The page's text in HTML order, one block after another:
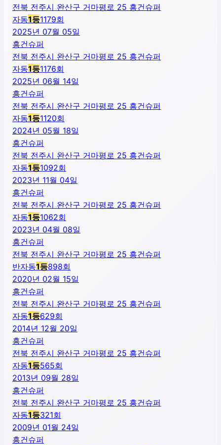
전북 전주시 완산구 거마평로 25 흥건슈퍼
자동1등1179회
2025년 07월 05일
흥건슈퍼
전북 전주시 완산구 거마평로 25 흥건슈퍼
자동1등1176회
2025년 06월 14일
흥건슈퍼
전북 전주시 완산구 거마평로 25 흥건슈퍼
자동1등1120회
2024년 05월 18일
흥건슈퍼
전북 전주시 완산구 거마평로 25 흥건슈퍼
자동1등1092회
2023년 11월 04일
흥건슈퍼
전북 전주시 완산구 거마평로 25 흥건슈퍼
자동1등1062회
2023년 04월 08일
흥건슈퍼
전북 전주시 완산구 거마평로 25 흥건슈퍼
반자동1등898회
2020년 02월 15일
흥건슈퍼
전북 전주시 완산구 거마평로 25 흥건슈퍼
자동1등629회
2014년 12월 20일
흥건슈퍼
전북 전주시 완산구 거마평로 25 흥건슈퍼
자동1등565회
2013년 09월 28일
흥건슈퍼
전북 전주시 완산구 거마평로 25 흥건슈퍼
자동1등321회
2009년 01월 24일
흥건슈퍼